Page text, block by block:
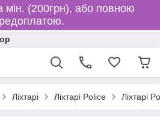
мін. (200грн), або повною
Ліхтарі Ліхтарі Police Ліхтарі